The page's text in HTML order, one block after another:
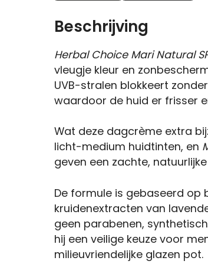
Beschrijving
Herbal Choice Mari Natural
vleugje kleur en
UVB-stralen blokkeert
waardoor de huid er frisser
Wat deze dagcrème extra
licht-medium huidtinten, en
geven een zachte,
De formule is gebaseerd op
kruidenextracten van
geen parabenen,
hij een veilige keuze voor
milieuvriendelijke glazen pot.